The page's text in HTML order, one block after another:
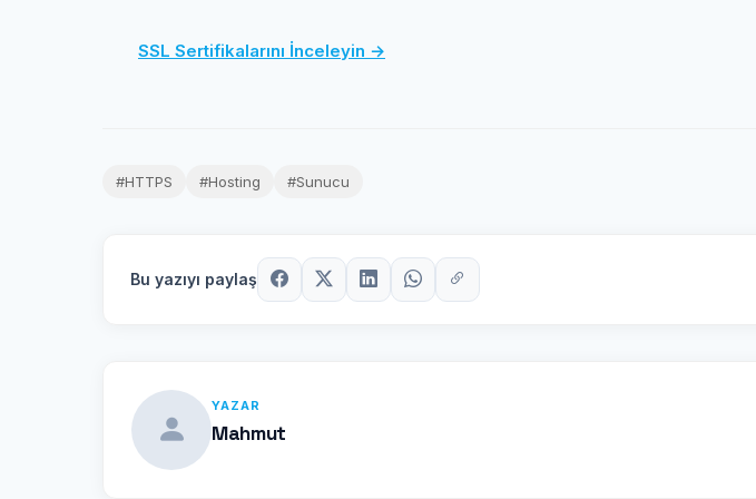
SSL Sertifikalarını İnceleyin →
#HTTPS #Hosting #Sunucu
Bu yazıyı paylaş
YAZAR
Mahmut